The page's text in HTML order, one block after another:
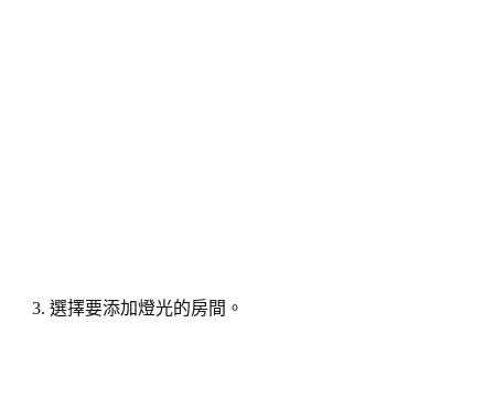
3. 選擇要添加燈光的房間。